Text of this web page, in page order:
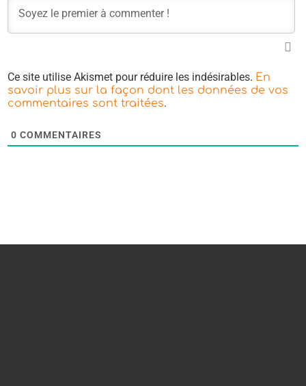
Ce site utilise Akismet pour réduire les indésirables. En
savoir plus sur la façon dont les données de vos
commentaires sont traitées.
0 COMMENTAIRES